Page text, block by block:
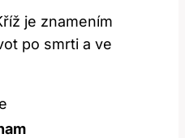
je znamením
po smrti a ve